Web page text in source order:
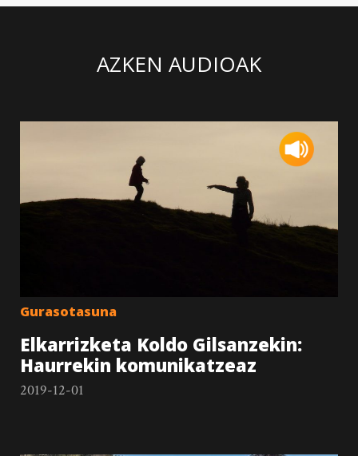
AZKEN AUDIOAK
Gurasotasuna
Elkarrizketa Koldo Gilsanzekin:
Haurrekin komunikatzeaz
2019-12-01